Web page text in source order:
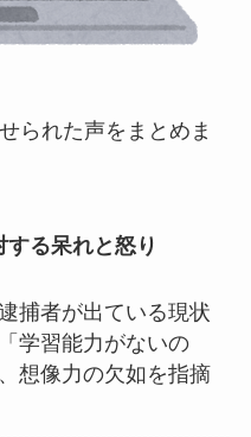
られた声をまとめま
る呆れと怒り
捕者が出ている現状
学習能力がないの
想像力の欠如を指摘